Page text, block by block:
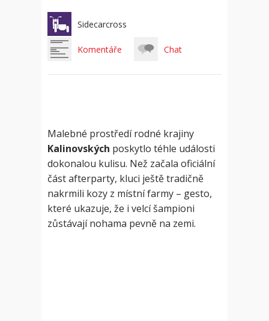
Sidecarcross
Komentáře Chat
Malebné prostředí rodné krajiny
Kalinovských poskytlo téhle události
dokonalou kulisu. Než začala oficiální
část afterparty, kluci ještě tradičně
nakrmili kozy z místní farmy – gesto,
které ukazuje, že i velcí šampioni
zůstávají nohama pevně na zemi.